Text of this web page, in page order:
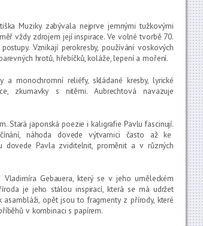
Muziky zabývala nejprve jemnými tužkovými
vždy zdrojem její inspirace. Ve volné tvorbě 70.
Vznikají perokresby, používání voskových
hrotů, hřebíčků, koláže, lepení a moření.
a monochromní reliéfy, skládané kresby, lyrické
zkumavky s nitěmi. Aubrechtová navazuje
Stará japonská poezie i kaligrafie Pavlu fascinují.
náhoda dovede výtvarnici často až ke
dovede Pavla zviditelnit, proměnit a v různých
Gebauera, který se v jeho uměleckém
je jeho stálou inspirací, která se má udržet
opět jsou to fragmenty z přírody, které
v kombinaci s papírem.